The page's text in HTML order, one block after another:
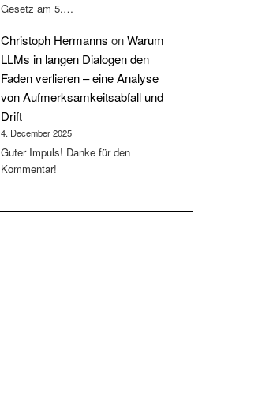
Gesetz am 5.…
Christoph Hermanns onWarum
LLMs in langen Dialogen den
Faden verlieren – eine Analyse
von Aufmerksamkeitsabfall und
Drift
4. December 2025
Guter Impuls! Danke für den
Kommentar!